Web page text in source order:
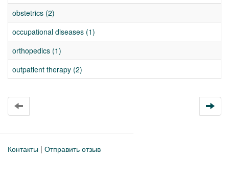
obstetrics (2)
occupational diseases (1)
orthopedics (1)
outpatient therapy (2)
Контакты | Отправить отзыв